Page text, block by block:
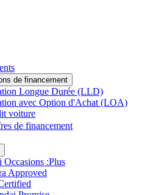
de financement
Longue Durée (LLD)
avec Option d'Achat (LOA)
voiture
de financement
Occasions :Plus
Approved